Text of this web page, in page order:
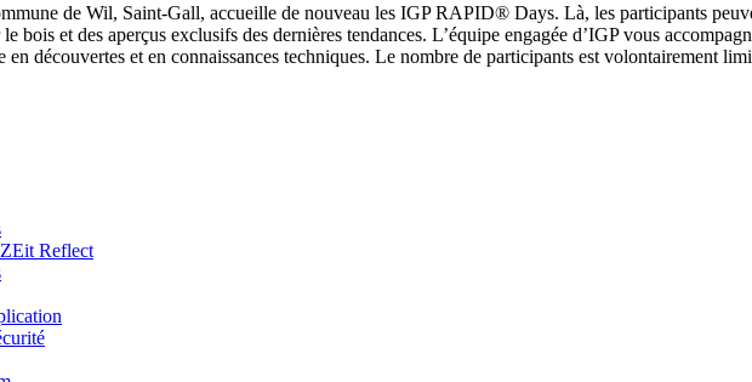
de Wil, Saint-Gall, accueille de nouveau les IGP RAPID® Days. Là, les participants
bois et des aperçus exclusifs des dernières tendances. L’équipe engagée d’IGP vous
en découvertes et en connaissances techniques. Le nombre de participants est volontairement
Reflect